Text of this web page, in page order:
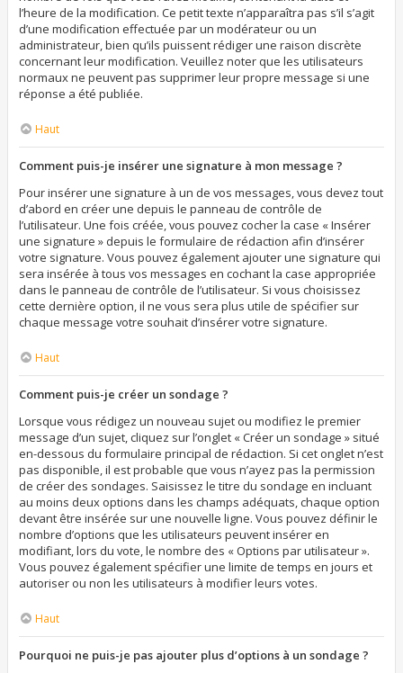
l’heure de la modification. Ce petit texte n’apparaîtra pas s’il s’agit
d’une modification effectuée par un modérateur ou un
administrateur, bien qu’ils puissent rédiger une raison discrète
concernant leur modification. Veuillez noter que les utilisateurs
normaux ne peuvent pas supprimer leur propre message si une
réponse a été publiée.
Haut
Comment puis-je insérer une signature à mon message ?
Pour insérer une signature à un de vos messages, vous devez tout
d’abord en créer une depuis le panneau de contrôle de
l’utilisateur. Une fois créée, vous pouvez cocher la case « Insérer
une signature » depuis le formulaire de rédaction afin d’insérer
votre signature. Vous pouvez également ajouter une signature qui
sera insérée à tous vos messages en cochant la case appropriée
dans le panneau de contrôle de l’utilisateur. Si vous choisissez
cette dernière option, il ne vous sera plus utile de spécifier sur
chaque message votre souhait d’insérer votre signature.
Haut
Comment puis-je créer un sondage ?
Lorsque vous rédigez un nouveau sujet ou modifiez le premier
message d’un sujet, cliquez sur l’onglet « Créer un sondage » situé
en-dessous du formulaire principal de rédaction. Si cet onglet n’est
pas disponible, il est probable que vous n’ayez pas la permission
de créer des sondages. Saisissez le titre du sondage en incluant
au moins deux options dans les champs adéquats, chaque option
devant être insérée sur une nouvelle ligne. Vous pouvez définir le
nombre d’options que les utilisateurs peuvent insérer en
modifiant, lors du vote, le nombre des « Options par utilisateur ».
Vous pouvez également spécifier une limite de temps en jours et
autoriser ou non les utilisateurs à modifier leurs votes.
Haut
Pourquoi ne puis-je pas ajouter plus d’options à un sondage ?